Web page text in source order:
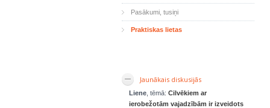
Pasākumi, tusiņi
Praktiskas lietas
Jaunākais diskusijās
Liene , tēmā: Cilvēkiem ar
ierobežotām vajadzībām ir izveidots